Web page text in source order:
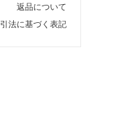
返品について
法に基づく表記